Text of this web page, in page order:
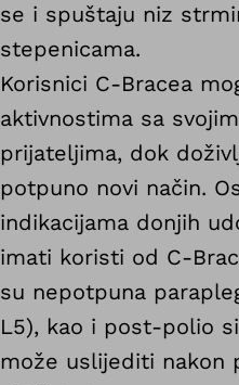
se i spuštaju niz
stepenicama.
Korisnici C-Bracea
aktivnostima sa
prijateljima, dok
potpuno novi način.
indikacijama donjih
imati koristi od C-
su nepotpuna
L5), kao i post-polio
može uslijediti nakon